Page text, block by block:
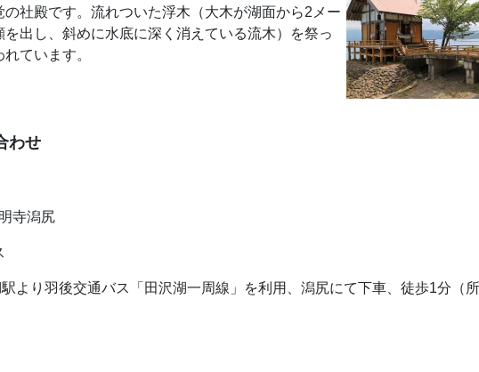
の社殿です。流れついた浮木（大木が湖面から2メー
を出し、斜めに水底に深く消えている流木）を祭っ
ています。
わせ
寺潟尻
より羽後交通バス「田沢湖一周線」を利用、潟尻にて下車、徒歩1分（